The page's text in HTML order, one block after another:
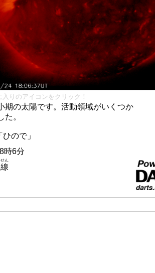
りのアイコンをクリック！
期の太陽です。活動領域がいくつか
た。
ひので」
時6分
線
せん